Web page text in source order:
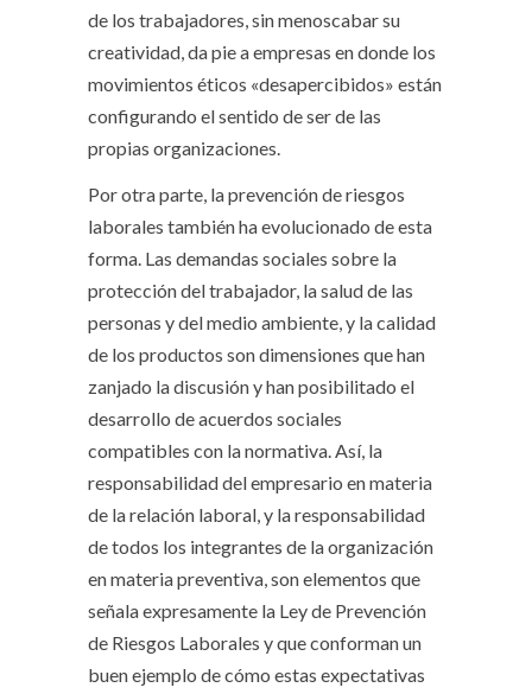
de los trabajadores, sin menoscabar su
creatividad, da pie a empresas en donde los
movimientos éticos «desapercibidos» están
configurando el sentido de ser de las
propias organizaciones.
Por otra parte, la prevención de riesgos
laborales también ha evolucionado de esta
forma. Las demandas sociales sobre la
protección del trabajador, la salud de las
personas y del medio ambiente, y la calidad
de los productos son dimensiones que han
zanjado la discusión y han posibilitado el
desarrollo de acuerdos sociales
compatibles con la normativa. Así, la
responsabilidad del empresario en materia
de la relación laboral, y la responsabilidad
de todos los integrantes de la organización
en materia preventiva, son elementos que
señala expresamente la Ley de Prevención
de Riesgos Laborales y que conforman un
buen ejemplo de cómo estas expectativas